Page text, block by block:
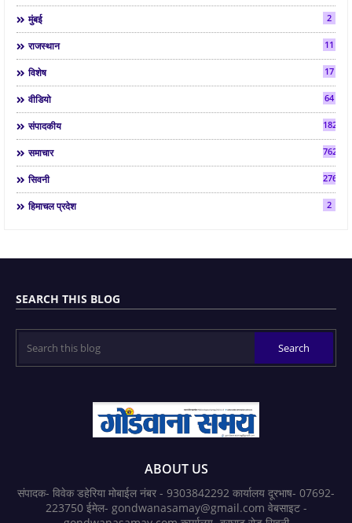
मुंबई 2
राजस्थान 11
विशेष 17
वीडियो 64
संपादकीय 182
समाचार 7624
सिवनी 2763
हिमाचल प्रदेश 2
SEARCH THIS BLOG
ABOUT US
संपादक- विवेक डहेरिया मोबाईल नंबर - 9303842292 कार्यालय दूरभाष- 07692-
223750 ईमेल- gondwanasamay@gmail.com वेबसाइट -